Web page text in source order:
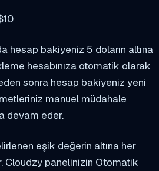
hesap bakiyeniz 5 doların altına
hesabınıza otomatik olarak
sonra hesap bakiyeniz yeni
manuel müdahale
devam eder.
eşik değerin altına her
Cloudzy panelinizin Otomatik